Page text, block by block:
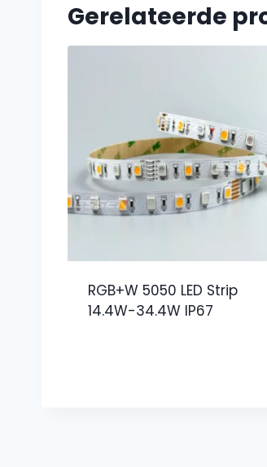
Gerelateerde
RGB+W 5050 LED Strip
14.4W-34.4W IP67